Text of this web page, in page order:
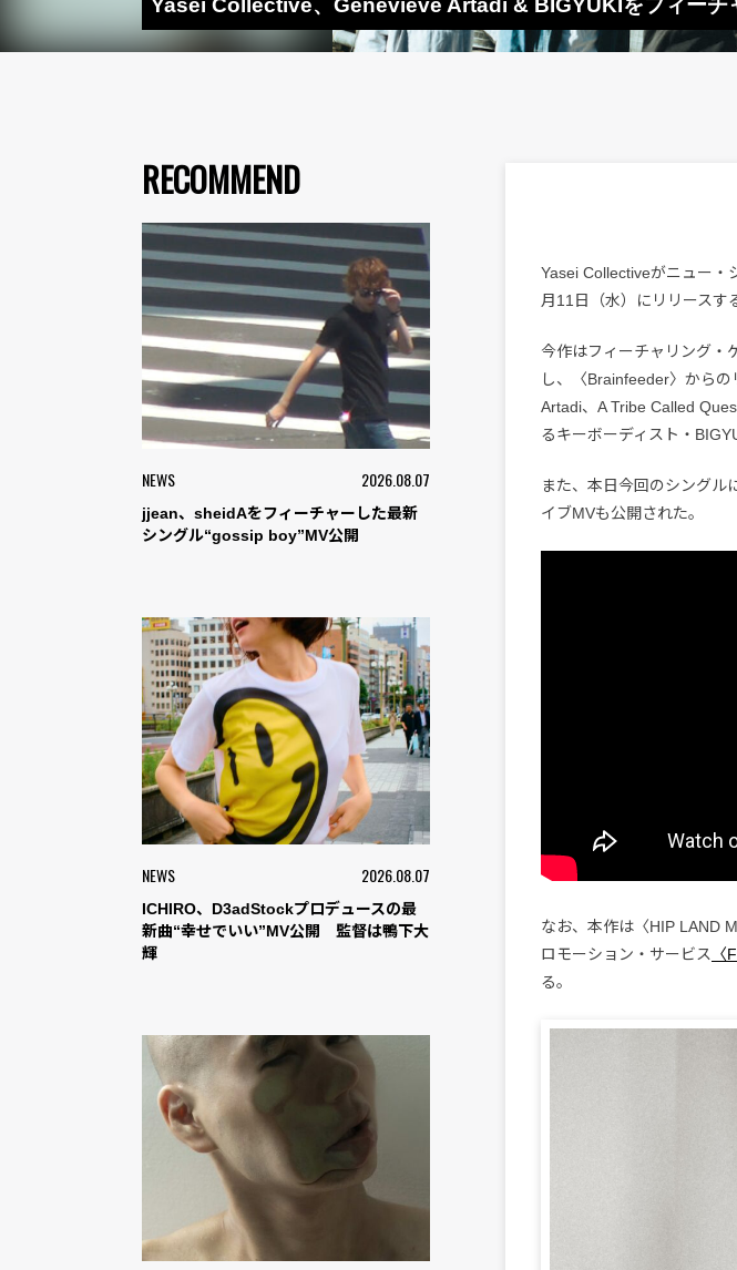
Yasei Collective、Genevieve Artadi & BIGYUKIをフィー
RECOMMEND
NEWS 2026.08.07
jjean、sheidAをフィーチャーした最新
シングル“gossip boy”MV公開
NEWS 2026.08.07
ICHIRO、D3adStockプロデュースの最
新曲“幸せでいい”MV公開 監督は鴨下大
輝
Yasei Collectiveがニュー・
月11日（水）にリリースす
今作はフィーチャリング・
し、〈Brainfeeder〉から
Artadi、A Tribe Called
るキーボーディスト・
また、本日今回のシングル
イブMVも公開された。
なお、本作は〈HIP LAND
ロモーション・サービス
〈
る。